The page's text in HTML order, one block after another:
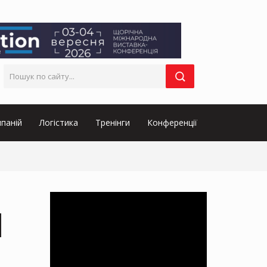
Логістика Тренінги Конференції